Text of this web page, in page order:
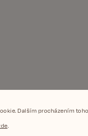
Dalším procházením
.